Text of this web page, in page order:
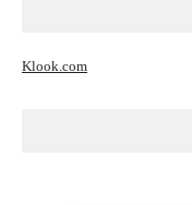
Klook.com